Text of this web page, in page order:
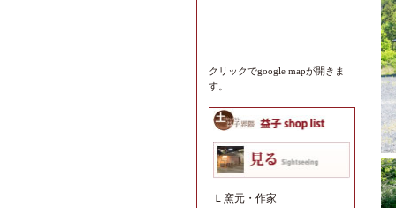
クリックでgoogle mapが開きま
す。
Ｌ 窯元・作家